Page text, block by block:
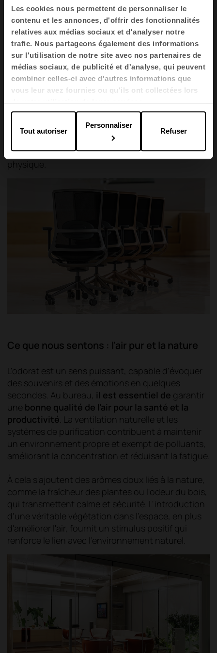
Les cookies nous permettent de personnaliser le
contenu et les annonces, d'offrir des fonctionnalités
relatives aux médias sociaux et d'analyser notre
trafic. Nous partageons également des informations
sur l'utilisation de notre site avec nos partenaires de
médias sociaux, de publicité et d'analyse, qui peuvent
combiner celles-ci avec d'autres informations que
vous leur avez fournies ou qu'ils ont collectées lors
de votre utilisation de leurs services.
Tout autoriser
Personnaliser
Refuser
agréables change complètement l'expérience de
travail.
La neuroarchitecture souligne l'importance de ces
éléments car ils déterminent la posture, le
mouvement et, par conséquent, la santé à long
terme. En outre, lestextures jouent un rôle
émotionnel: les matériaux chauds tels que le bois,
les tissus naturels ou les finitions douces sont
synonymes de proximité et de bien-être. Si, en
plus, ces matériaux sont recyclés ou certifiés,
l'avantage est multiplié en ajoutant la durabilité et
la responsabilité environnementale à l'expérience
physique.
Ce que nous sentons : l'air pur et la nature
L'odorat est un sens puissant, capable d'évoquer
des souvenirs et des émotions en quelques
secondes. Au bureau, il est essentiel de garantir
une bonne qualité de l'air pour la santé et la
productivité . La ventilation naturelle et les
systèmes de purification contribuent à maintenir
un environnement propre et exempt de polluants,
améliorant la concentration et réduisant la fatigue.
À cela s'ajoutent des arômes doux liés à la nature,
comme la fraîcheur des plantes ou l'odeur du bois,
qui transmettent calme et sécurité. L'introduction
d'une véritable végétation dans l'espace, en plus
d'améliorer l'air, fournit un stimulus positif qui
renforce le lien avec l'environnement naturel.